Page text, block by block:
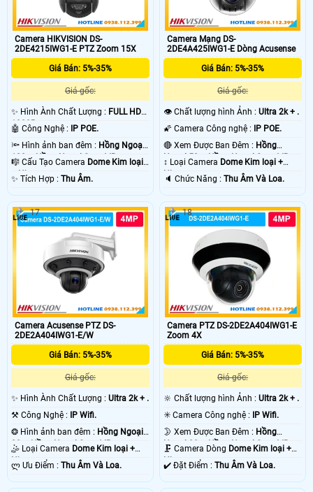
Camera HIKVISION DS-
2DE4215IWG1-E PTZ Zoom 15X
Giá Bán: 5%-35%
Giá gốc:
✨ Hình Ành Chất Lượng : FULL HD
1080P .
🤖️ Công Nghệ : IP POE.
🔦 Hình ảnh ban đêm : Hồng Ngoại
100m Hồng Ngoại Smart IR.
🎼️ Cấu Tạo Camera Dome Kim loại
+ Nhựa.
️✨ Tích Hợp : Thu Âm.
Camera Mạng DS-
2DE4A425IWG1-E Dòng Acusense
Giá Bán: 5%-35%
Giá gốc:
👁 Chất lượng hình Ảnh :Ultra 2k + .
🌠 Camera Công nghệ : IP POE.
🔴 Xem Được Ban Đêm : Hồng
Ngoại 50m Hồng Ngoại Smart IR.
↕️ Loại Camera Dome Kim loại +
Nhựa.
️🔈 Chức Năng :Thu Âm Và Loa.
Camera Acusense PTZ DS-
2DE2A404IWG1-E/W
Giá Bán: 5%-35%
Giá gốc:
✨ Hình Ành Chất Lượng : Ultra 2k + .
⚒ Công Nghệ : IP Wifi.
❂ Hình ảnh ban đêm : Hồng Ngoại
20m Hồng Ngoại Smart IR.
🤹 Loại Camera Dome Kim loại +
Nhựa.
️ლ Ưu Điểm : Thu Âm Và Loa.
17
Camera PTZ DS-2DE2A404IWG1-E
Zoom 4X
Giá Bán: 5%-35%
Giá gốc:
🔆 Chất lượng hình Ảnh :Ultra 2k + .
✳️ Camera Công nghệ : IP Wifi.
🌛 Xem Được Ban Đêm : Hồng
Ngoại 20m Hồng Ngoại Smart IR.
🗜️ Camera Dòng Dome Kim loại +
Nhựa.
️✔️ Đặt Điểm :Thu Âm Và Loa.
18